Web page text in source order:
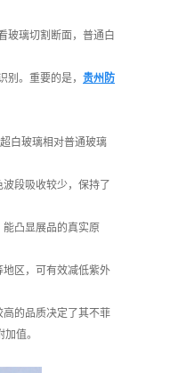
玻璃切割断面，普通白
。重要的是， 贵州防
白玻璃相对普通玻璃
段吸收较少，保持了
凸显展品的真实原
区，可有效减低紫外
高的品质决定了其不菲
值。